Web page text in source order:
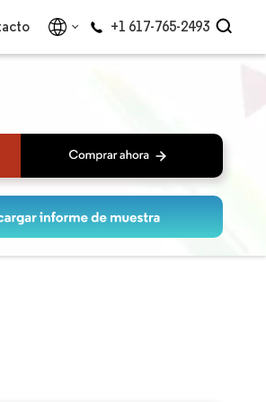
+1 617-765-2493